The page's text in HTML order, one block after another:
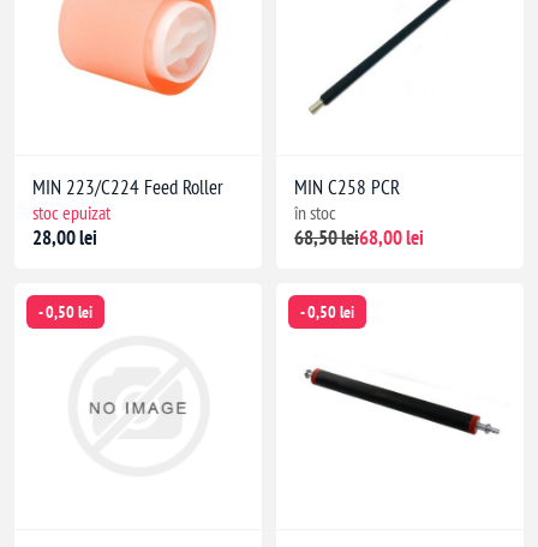
MIN 223/C224 Feed Roller
stoc epuizat
28,00 lei
MIN C258 PCR
în stoc
68,50 lei68,00 lei
- 0,50 lei - 0,50 lei